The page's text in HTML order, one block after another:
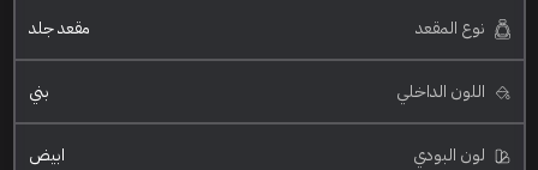
نوع المقعد مقعد جلد
اللون الداخلي بني
لون البودي ابيض